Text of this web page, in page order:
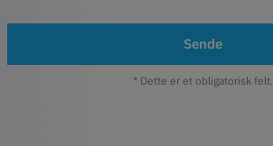
Sende
* Dette er et obligatorisk felt.